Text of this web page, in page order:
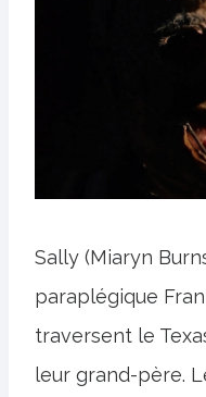
Sally (Miaryn
paraplégique
traversent le
leur grand-père.